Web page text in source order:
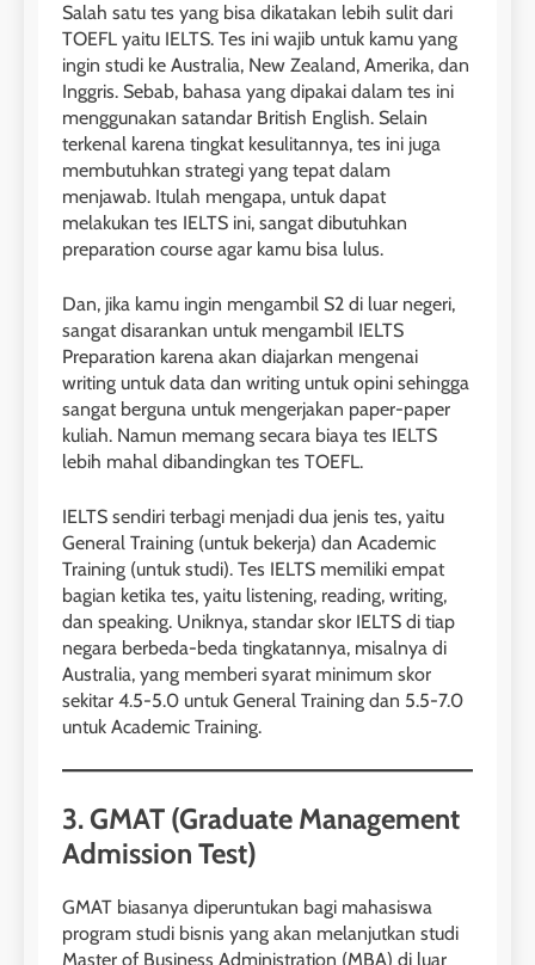
Salah satu tes yang bisa dikatakan lebih sulit dari
TOEFL yaitu IELTS. Tes ini wajib untuk kamu yang
ingin studi ke Australia, New Zealand, Amerika, dan
Inggris. Sebab, bahasa yang dipakai dalam tes ini
menggunakan satandar British English. Selain
terkenal karena tingkat kesulitannya, tes ini juga
membutuhkan strategi yang tepat dalam
menjawab. Itulah mengapa, untuk dapat
melakukan tes IELTS ini, sangat dibutuhkan
preparation course agar kamu bisa lulus.
Dan, jika kamu ingin mengambil S2 di luar negeri,
sangat disarankan untuk mengambil IELTS
Preparation karena akan diajarkan mengenai
writing untuk data dan writing untuk opini sehingga
sangat berguna untuk mengerjakan paper-paper
kuliah. Namun memang secara biaya tes IELTS
lebih mahal dibandingkan tes TOEFL.
IELTS sendiri terbagi menjadi dua jenis tes, yaitu
General Training (untuk bekerja) dan Academic
Training (untuk studi). Tes IELTS memiliki empat
bagian ketika tes, yaitu listening, reading, writing,
dan speaking. Uniknya, standar skor IELTS di tiap
negara berbeda-beda tingkatannya, misalnya di
Australia, yang memberi syarat minimum skor
sekitar 4.5-5.0 untuk General Training dan 5.5-7.0
untuk Academic Training.
3. GMAT (Graduate Management
Admission Test)
GMAT biasanya diperuntukan bagi mahasiswa
program studi bisnis yang akan melanjutkan studi
Master of Business Administration (MBA) di luar